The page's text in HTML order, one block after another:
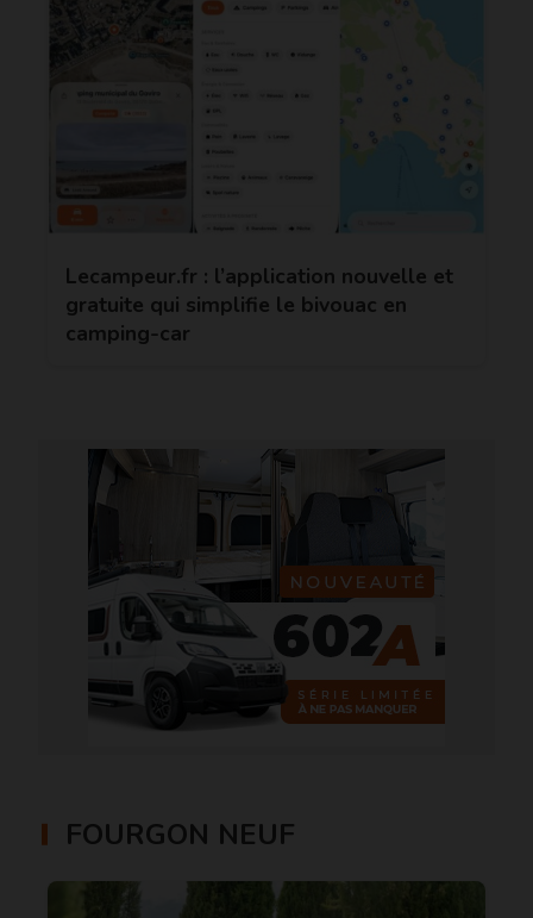
Lecampeur.fr : l’application nouvelle et
gratuite qui simplifie le bivouac en
camping-car
FOURGON NEUF